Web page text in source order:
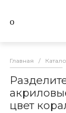
Главная /
цвет